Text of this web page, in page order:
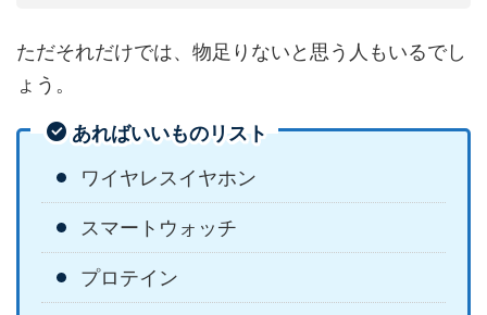
ただそれだけでは、物足りないと思う人もいるでし
ょう。
あればいいものリスト
ワイヤレスイヤホン
スマートウォッチ
プロテイン